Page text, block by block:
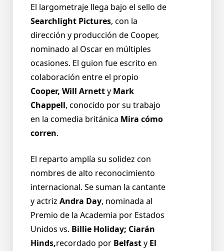
El largometraje llega bajo el sello de
Searchlight Pictures, con la
dirección y producción de Cooper,
nominado al Oscar en múltiples
ocasiones. El guion fue escrito en
colaboración entre el propio
Cooper, Will Arnetty Mark
Chappell, conocido por su trabajo
en la comedia británica Mira cómo
corren.
El reparto amplía su solidez con
nombres de alto reconocimiento
internacional. Se suman la cantante
y actriz Andra Day, nominada al
Premio de la Academia por Estados
Unidos vs. Billie Holiday; Ciarán
Hinds,recordado por Belfasty El